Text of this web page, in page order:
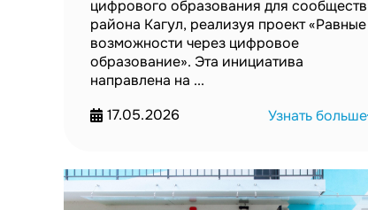
цифрового образования для сообществ
района Кагул, реализуя проект «Равные
возможности через цифровое
образование». Эта инициатива
направлена на ...
17.05.2026
Узнать больше